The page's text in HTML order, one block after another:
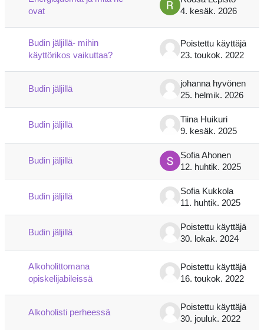
ovat
4. kesäk. 2026
Budin jäljillä- mihin
käyttörikos vaikuttaa?
Poistettu käyttäjä
23. toukok. 2022
Budin jäljillä
johanna hyvönen
25. helmik. 2026
Budin jäljillä
Tiina Huikuri
9. kesäk. 2025
Budin jäljillä
Sofia Ahonen
12. huhtik. 2025
Budin jäljillä
Sofia Kukkola
11. huhtik. 2025
Budin jäljillä
Poistettu käyttäjä
30. lokak. 2024
Alkoholittomana
opiskelijabileissä
Poistettu käyttäjä
16. toukok. 2022
Alkoholisti perheessä
Poistettu käyttäjä
30. jouluk. 2022